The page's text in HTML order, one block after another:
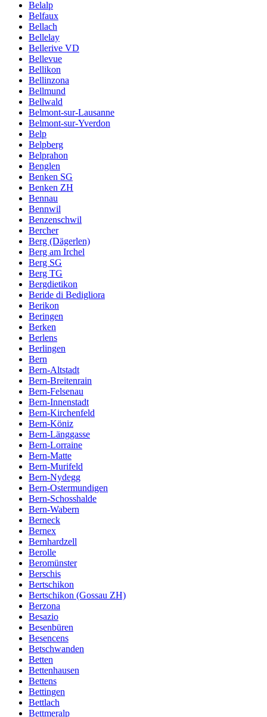
Belalp
Belfaux
Bellach
Bellelay
Bellerive VD
Bellevue
Bellikon
Bellinzona
Bellmund
Bellwald
Belmont-sur-Lausanne
Belmont-sur-Yverdon
Belp
Belpberg
Belprahon
Benglen
Benken SG
Benken ZH
Bennau
Bennwil
Benzenschwil
Bercher
Berg (Dägerlen)
Berg am Irchel
Berg SG
Berg TG
Bergdietikon
Beride di Bedigliora
Berikon
Beringen
Berken
Berlens
Berlingen
Bern
Bern-Altstadt
Bern-Breitenrain
Bern-Felsenau
Bern-Innenstadt
Bern-Kirchenfeld
Bern-Köniz
Bern-Länggasse
Bern-Lorraine
Bern-Matte
Bern-Murifeld
Bern-Nydegg
Bern-Ostermundigen
Bern-Schosshalde
Bern-Wabern
Berneck
Bernex
Bernhardzell
Berolle
Beromünster
Berschis
Bertschikon
Bertschikon (Gossau ZH)
Berzona
Besazio
Besenbüren
Besencens
Betschwanden
Betten
Bettenhausen
Bettens
Bettingen
Bettlach
Bettmeralp